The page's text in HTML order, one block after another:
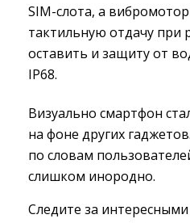
SIM-слота, а
тактильную отдачу при
оставить и защиту от
IP68.
Визуально смартфон
на фоне других
по словам
слишком инородно.
Следите за